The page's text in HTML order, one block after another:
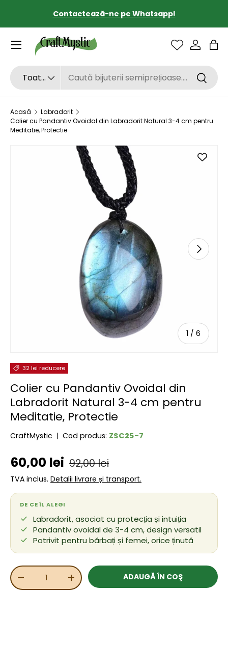
SARI LA CONȚINUT
Contactează-ne pe Whatsapp!
Căutare
Tipul de produs
Toate
Sac
Acasă
Labradorit
Colier cu Pandantiv Ovoidal din Labradorit Natural 3-4 cm pentru
Meditatie, Protectie
SARI LA INFORMAȚIILE DESPRE PRODUS
1 / de
6
32 lei reducere
Colier cu Pandantiv Ovoidal din
Labradorit Natural 3-4 cm pentru
Meditatie, Protectie
CraftMystic | Cod produs: ZSC25-7
Preț de vânzare
60,00 lei Preț obișnuit
92,00 lei
TVA inclus. Detalii livrare și transport.
DE CE ÎL ALEGI
Labradorit, asociat cu protecția și intuiția
Pandantiv ovoidal de 3-4 cm, design versatil
Potrivit pentru bărbați și femei, orice ținută
Cant.
REDUCEȚI CANTITATEAMĂRIȚI CANTITATEAADAUGĂ ÎN COŞ